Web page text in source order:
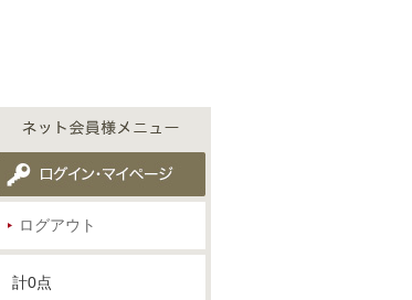
クレンジング
化粧水
日やけ止め
全商品一覧
アイメイク
フェイスカラー
お悩みから探す
ダイエットシリーズ
ベーシックシリーズ
住所を知らなくても
贈れるeギフト
ログアウト
計0点